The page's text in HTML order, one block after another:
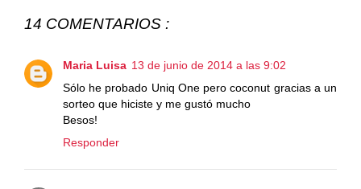
14 COMENTARIOS :
Maria Luisa 13 de junio de 2014 a las 9:02
Sólo he probado Uniq One pero coconut gracias a un
sorteo que hiciste y me gustó mucho
Besos!
Responder